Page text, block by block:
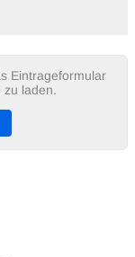
Eintrageformular
zu laden.